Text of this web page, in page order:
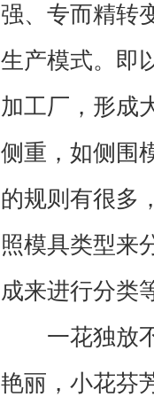
强、专而精转
生产模式。即
加工厂，形成
侧重，如侧围
的规则有很多
照模具类型来
成来进行
一花独放不
艳丽，小花芬